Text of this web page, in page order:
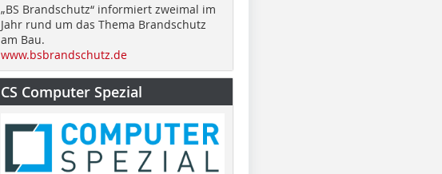
„BS Brandschutz“ informiert zweimal im
Jahr rund um das Thema Brandschutz
am Bau.
www.bsbrandschutz.de
CS Computer Spezial